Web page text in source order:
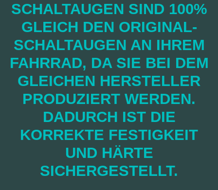
SCHALTAUGEN SIND 100%
GLEICH DEN ORIGINAL-
SCHALTAUGEN AN IHREM
FAHRRAD, DA SIE BEI DEM
GLEICHEN HERSTELLER
PRODUZIERT WERDEN.
DADURCH IST DIE
KORREKTE FESTIGKEIT
UND HÄRTE
SICHERGESTELLT.